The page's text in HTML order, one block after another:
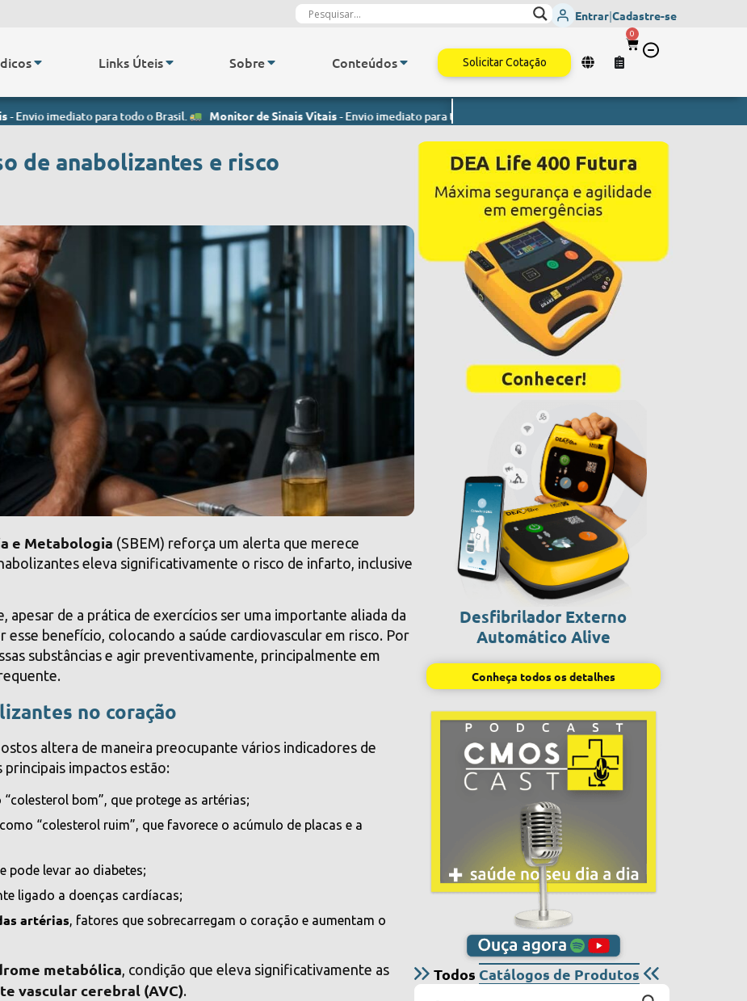
Entrar|Cadastre-se
Links Úteis Sobre Conteúdos Solicitar Cotação
0
para todo o Brasil. Monitor de Sinais Vitais- Envio imediato para todo o Brasil.
de anabolizantes e risco
e Metabologia (SBEM) reforça um alerta que merece
eleva significativamente o risco de infarto, inclusive
apesar de a prática de exercícios ser uma importante aliada da
benefício, colocando a saúde cardiovascular em risco. Por
substâncias e agir preventivamente, principalmente em
no coração
altera de maneira preocupante vários indicadores de
principais impactos estão:
“colesterol bom”, que protege as artérias;
“colesterol ruim”, que favorece o acúmulo de placas e a
pode levar ao diabetes;
ligado a doenças cardíacas;
artérias, fatores que sobrecarregam o coração e aumentam o
metabólica, condição que eleva significativamente as
vascular cerebral (AVC).
Desfibrilador Externo
Automático Alive
Conheça todos os detalhes
Todos Catálogos de Produtos